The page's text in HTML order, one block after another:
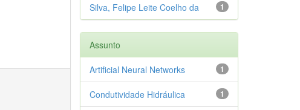
1
Silva, Felipe Leite Coelho da
Assunto
1
Artificial Neural Networks
1
Condutividade Hidráulica